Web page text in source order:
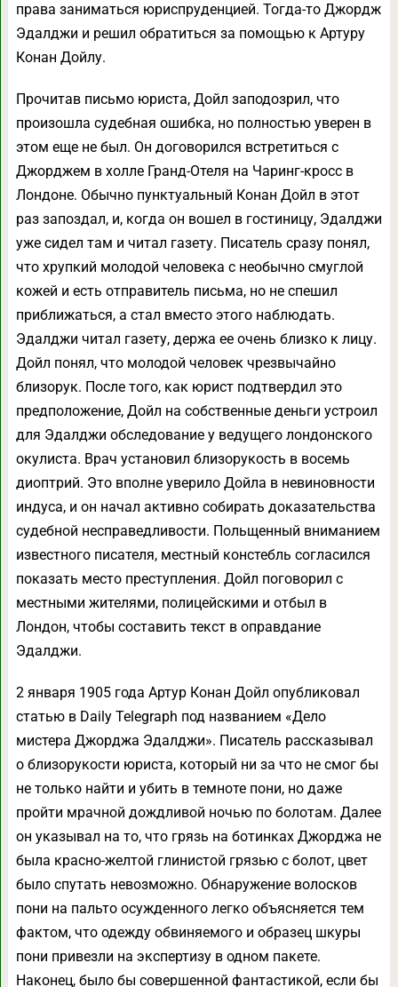
права заниматься юриспруденцией. Тогда-то Джордж
Эдалджи и решил обратиться за помощью к Артуру
Конан Дойлу.
Прочитав письмо юриста, Дойл заподозрил, что
произошла судебная ошибка, но полностью уверен в
этом еще не был. Он договорился встретиться с
Джорджем в холле Гранд-Отеля на Чаринг-кросс в
Лондоне. Обычно пунктуальный Конан Дойл в этот
раз запоздал, и, когда он вошел в гостиницу, Эдалджи
уже сидел там и читал газету. Писатель сразу понял,
что хрупкий молодой человека с необычно смуглой
кожей и есть отправитель письма, но не спешил
приближаться, а стал вместо этого наблюдать.
Эдалджи читал газету, держа ее очень близко к лицу.
Дойл понял, что молодой человек чрезвычайно
близорук. После того, как юрист подтвердил это
предположение, Дойл на собственные деньги устроил
для Эдалджи обследование у ведущего лондонского
окулиста. Врач установил близорукость в восемь
диоптрий. Это вполне уверило Дойла в невиновности
индуса, и он начал активно собирать доказательства
судебной несправедливости. Польщенный вниманием
известного писателя, местный констебль согласился
показать место преступления. Дойл поговорил с
местными жителями, полицейскими и отбыл в
Лондон, чтобы составить текст в оправдание
Эдалджи.
2 января 1905 года Артур Конан Дойл опубликовал
статью в Daily Telegraph под названием «Дело
мистера Джорджа Эдалджи». Писатель рассказывал
о близорукости юриста, который ни за что не смог бы
не только найти и убить в темноте пони, но даже
пройти мрачной дождливой ночью по болотам. Далее
он указывал на то, что грязь на ботинках Джорджа не
была красно-желтой глинистой грязью с болот, цвет
было спутать невозможно. Обнаружение волосков
пони на пальто осужденного легко объясняется тем
фактом, что одежду обвиняемого и образец шкуры
пони привезли на экспертизу в одном пакете.
Наконец, было бы совершенной фантастикой, если бы